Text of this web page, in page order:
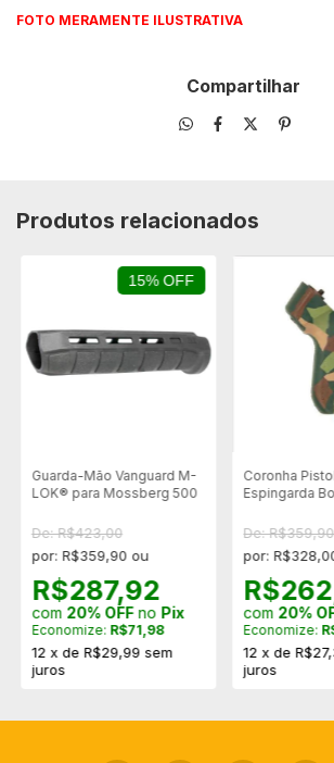
FOTO MERAMENTE ILUSTRATIVA
Compartilhar
Produtos relacionados
15% OFF
Guarda-Mão Vanguard M-
LOK® para Mossberg 500
De: R$423,00
por: R$359,90 ou
R$287,92
com 20% OFFno Pix
Economize: R$71,98
12 x de R$29,99 sem
juros
Coronha
Espingarda
De: R$359,90
por:
com 20%
Economize:
12 xde
juros